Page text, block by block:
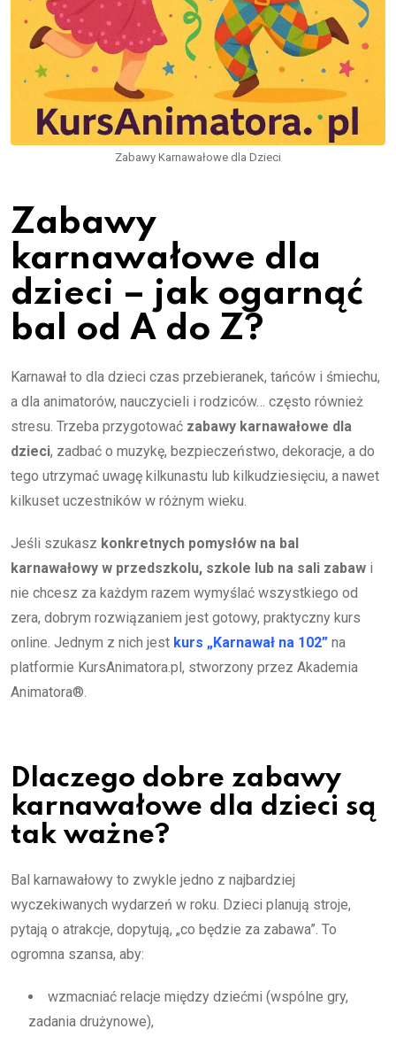
Zabawy Karnawałowe dla Dzieci
Zabawy
karnawałowe dla
dzieci – jak ogarnąć
bal od A do Z?
Karnawał to dla dzieci czas przebieranek, tańców i śmiechu,
a dla animatorów, nauczycieli i rodziców… często również
stresu. Trzeba przygotować zabawy karnawałowe dla
dzieci, zadbać o muzykę, bezpieczeństwo, dekoracje, a do
tego utrzymać uwagę kilkunastu lub kilkudziesięciu, a nawet
kilkuset uczestników w różnym wieku.
Jeśli szukasz konkretnych pomysłów na bal
karnawałowy w przedszkolu, szkole lub na sali zabaw i
nie chcesz za każdym razem wymyślać wszystkiego od
zera, dobrym rozwiązaniem jest gotowy, praktyczny kurs
online. Jednym z nich jest kurs „Karnawał na 102” na
platformie KursAnimatora.pl, stworzony przez Akademia
Animatora®.
Dlaczego dobre zabawy
karnawałowe dla dzieci są
tak ważne?
Bal karnawałowy to zwykle jedno z najbardziej
wyczekiwanych wydarzeń w roku. Dzieci planują stroje,
pytają o atrakcje, dopytują, „co będzie za zabawa”. To
ogromna szansa, aby:
wzmacniać relacje między dziećmi (wspólne gry,
zadania drużynowe),